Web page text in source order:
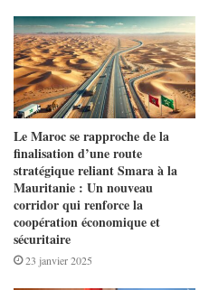
Le Maroc se rapproche de la
finalisation d’une route
stratégique reliant Smara à la
Mauritanie : Un nouveau
corridor qui renforce la
coopération économique et
sécuritaire
23 janvier 2025